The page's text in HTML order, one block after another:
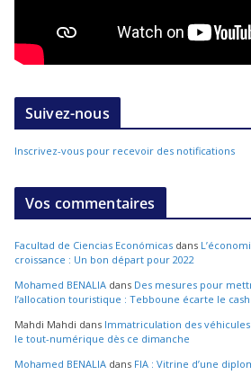
Suivez-nous
Inscrivez-vous pour recevoir des notifications
Vos commentaires
Facultad de Ciencias Económicas dans
croissance : Un bon départ pour 2022
Mohamed BENALIA dans Des mesures pour
l’allocation touristique : Tebboune écarte le cash
Mahdi Mahdi dans Immatriculation des
le tout-numérique dès ce dimanche
Mohamed BENALIA dans FIA : Vitrine d’une